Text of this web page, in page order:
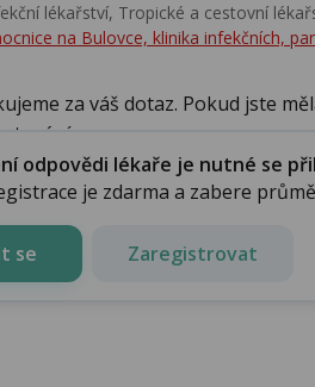
lékařství‎, Tropické a cestovní
na Bulovce, klinika infekčních,
za váš dotaz. Pokud jste
odpovědi lékaře je nutné se
je zdarma a zabere
se Zaregistrovat